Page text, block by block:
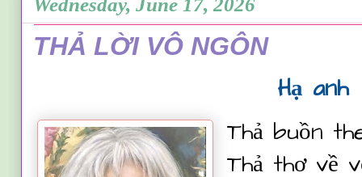
Wednesday, June 17, 2026
THẢ LỜI VÔ NGÔN
Hạ anh
Thả buồn
Thả thơ về